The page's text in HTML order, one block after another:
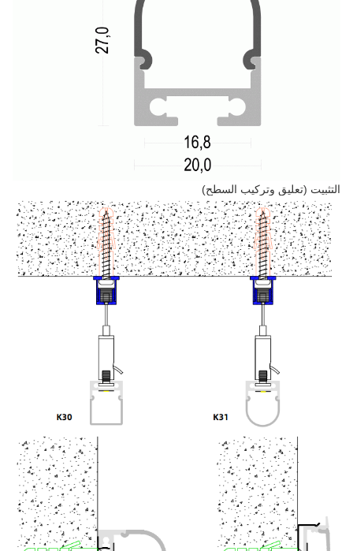
التثبيت (تعليق وتركيب السطح)